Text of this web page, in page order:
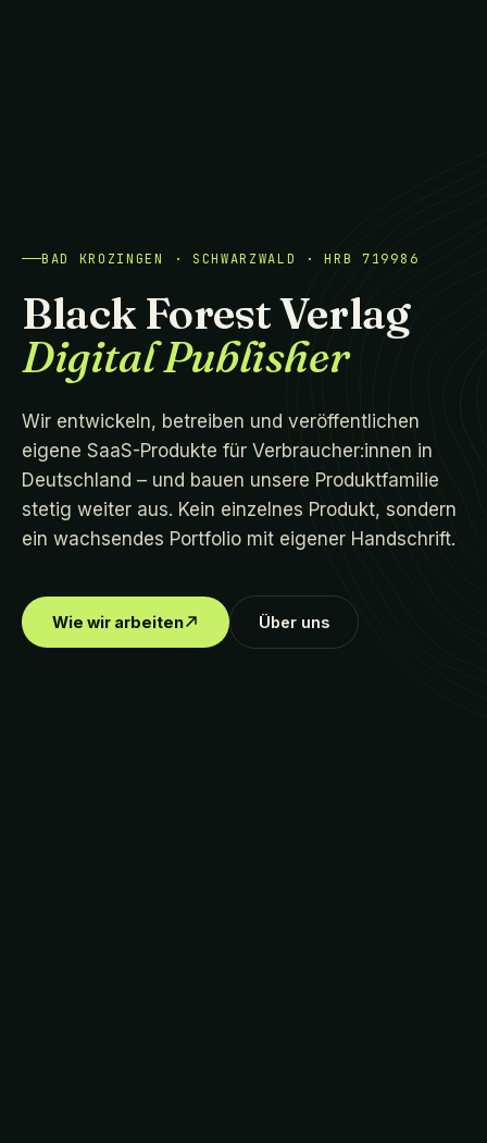
BAD KROZINGEN · SCHWARZWALD · HRB 719986
Black Forest Verlag
Digital Publisher
Wir entwickeln, betreiben und veröffentlichen
eigene SaaS-Produkte für Verbraucher:innen in
Deutschland – und bauen unsere Produktfamilie
stetig weiter aus. Kein einzelnes Produkt, sondern
ein wachsendes Portfolio mit eigener Handschrift.
Wie wir arbeiten Über uns